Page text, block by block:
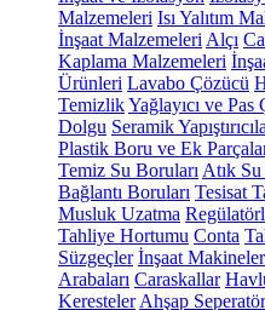
Malzemeleri Isı Yalıtım
İnşaat Malzemeleri Alçı
Kaplama Malzemeleri
Ürünleri Lavabo Çözücü
TemizlikYağlayıcı ve Pas
Dolgu Seramik
Plastik Boru ve Ek
Temiz Su Boruları Atık
Bağlantı Boruları Tesisat
Musluk Uzatma
Tahliye Hortumu Conta
Süzgeçler İnşaat
Arabaları Caraskallar
Keresteler Ahşap